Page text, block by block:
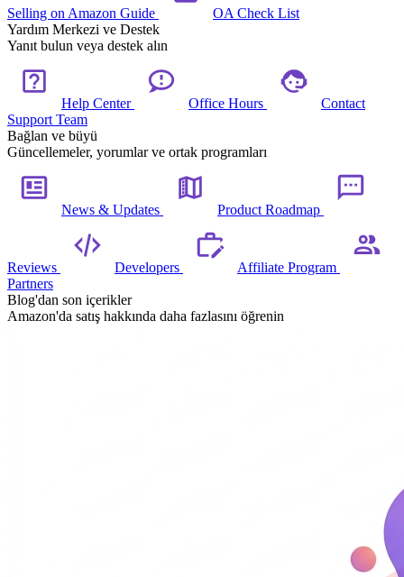
Selling on Amazon Guide
OA Check List
Yardım Merkezi ve Destek
Yanıt bulun veya destek alın
Help Center Office Hours
Contact
Support Team
Bağlan ve büyü
Güncellemeler, yorumlar ve ortak programları
News & Updates Product Roadmap
Reviews Developers
Affiliate Program
Partners
Blog'dan son içerikler
Amazon'da satış hakkında daha fazlasını öğrenin